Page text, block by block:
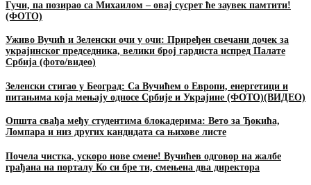
Гучи, па позирао са Михаилом – овај сусрет ће заувек памтити!
(ФОТО)
Уживо Вучић и Зеленски очи у очи: Приређен свечани дочек за
украјинског председника, велики број гардиста испред Палате
Србија (фото/видео)
Зеленски стигао у Београд: Са Вучићем о Европи, енергетици и
питањима која мењају односе Србије и Украјине (ФОТО)(ВИДЕО)
Општа свађа међу студентима блокадерима: Вето за Ђокића,
Ломпара и низ других кандидата са њихове листе
Почела чистка, ускоро нове смене! Вучићев одговор на жалбе
грађана на порталу Ко си бре ти, смењена два директора